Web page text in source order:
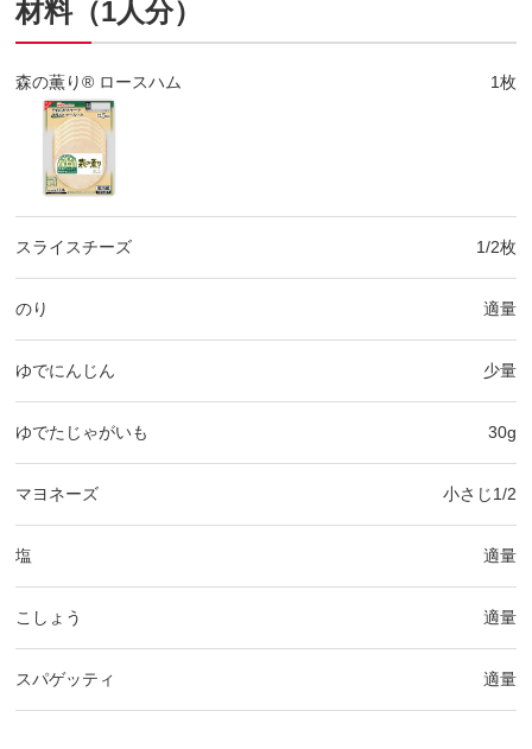
材料（1人分）
森の薫り® ロースハム 1枚
スライスチーズ 1/2枚
のり 適量
ゆでにんじん 少量
ゆでたじゃがいも 30g
マヨネーズ 小さじ1/2
塩 適量
こしょう 適量
スパゲッティ 適量